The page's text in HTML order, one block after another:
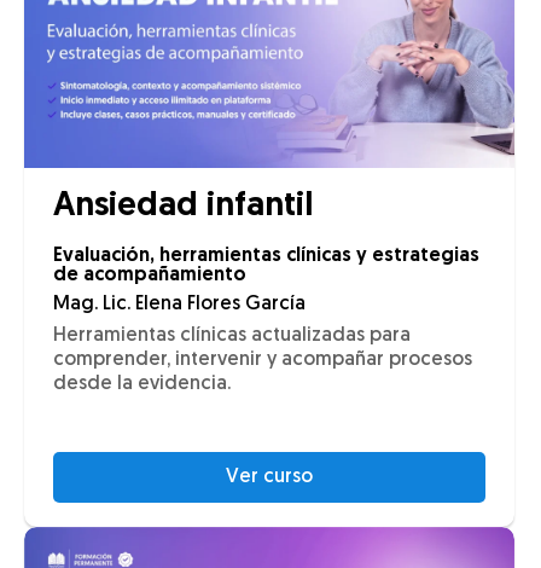
Ansiedad infantil
Evaluación, herramientas clínicas y estrategias
de acompañamiento
Mag. Lic. Elena Flores García
Herramientas clínicas actualizadas para
comprender, intervenir y acompañar procesos
desde la evidencia.
Ver curso